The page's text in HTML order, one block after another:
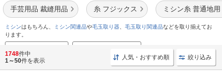
手芸用品 裁縫用品 糸 フジックス ミシン糸 普通地用
ミシンはもちろん、 ミシン関連品や毛玉取り器 毛玉取り関連品などを取り揃えてお
ります。
ミシンのおすすめ特集
1748件中
1～50件を表示 人気・おすすめ順 絞り込み